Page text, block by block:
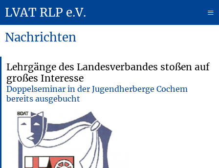
LVAT RLP e.V.
≡
Nachrichten
Lehrgänge des Landesverbandes stoßen auf
großes Interesse
Doppelseminar in der Jugendherberge Cochem
bereits ausgebucht